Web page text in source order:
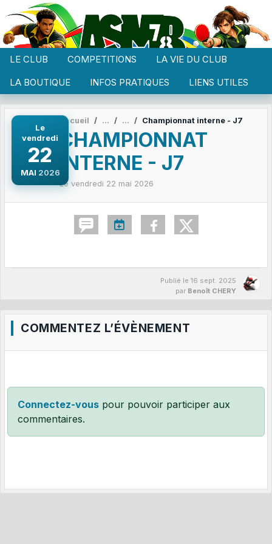
LE CLUB COMPETITIONS
LA VIE DU CLUB
LA BOUTIQUE
INFOS PRATIQUES LIENS UTILES
Le
vendredi
22
MAI 2026
Accueil Championnat interne - J7
CHAMPIONNAT
INTERNE - J7
Le vendredi 22 mai 2026
Publié le 16 sept. 2025
par Benoît CHERY
COMMENTEZ L’ÉVÈNEMENT
Connectez-vous pour pouvoir participer aux
commentaires.
Panneau de gestion des cookies